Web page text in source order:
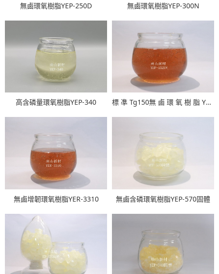
無鹵環氧樹脂YEP-250D 無鹵環氧樹脂YEP-300N
高含磷量環氧樹脂YEP-340 標 凖 Tg150無 鹵 環 氧 樹 脂 YEP-152UV
無鹵增韌環氧樹脂YER-3310 無鹵含磷環氧樹脂YEP-570固體